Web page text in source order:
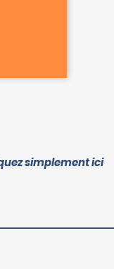
simplement ici